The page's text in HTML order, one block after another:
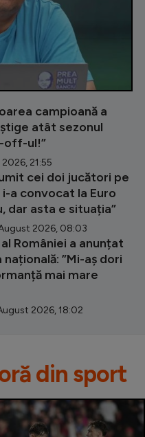
campioană a
atât sezonul
off-ul!”
21:55
cei doi jucători pe
a convocat la Euro
dar asta e situația”
2026, 08:03
României a anunțat
”Mi-aș dori
mai mare
2026, 18:02
din sport